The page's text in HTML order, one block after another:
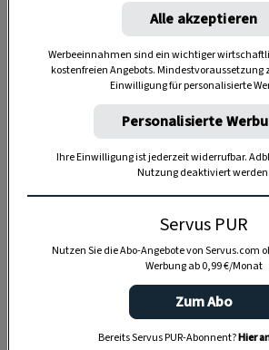
Anzeige
Alle akzeptieren
Werbeeinnahmen sind ein wichtiger
kostenfreien Angebots. Mindestvoraussetzung
Einwilligung für personalisierte
Personalisierte
Ihre Einwilligung ist jederzeit widerrufbar.
Nutzung deaktiviert werden.
Servus PUR
Nutzen Sie die Abo-Angebote von Servus.com
Werbung ab 0,99 €/Monat
Zum Abo
Bereits Servus PUR-Abonnent?Hier